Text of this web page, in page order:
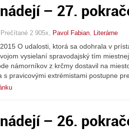
– 27.
2 905x, Pavol Fabian Literárne
O udalosti, ktorá sa odohrala v
vysielaní spravodajský tím
námorníkov z krčmy dostavil na
s pravicovými extrémistami postupne
– 26.